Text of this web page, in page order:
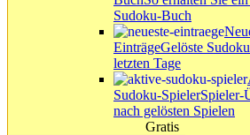
Sudoku-Buch
EinträgeGelöste
letzten Tage
Sudoku-SpielerSpieler-
nach gelösten Spielen
Gratis